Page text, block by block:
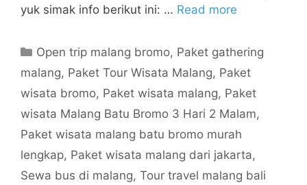
yuk simak info berikut ini: … Read more
Open trip malang bromo, Paket gathering
malang, Paket Tour Wisata Malang, Paket
wisata bromo, Paket wisata malang, Paket
wisata Malang Batu Bromo 3 Hari 2 Malam,
Paket wisata malang batu bromo murah
lengkap, Paket wisata malang dari jakarta,
Sewa bus di malang, Tour travel malang bali